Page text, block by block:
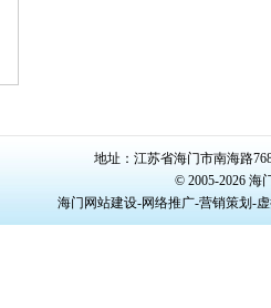
地址：江苏省海门市南海路
© 2005-2026
海门网站建设-网络推广-营销策划-